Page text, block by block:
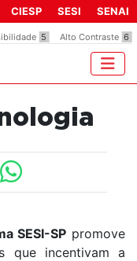
5 Alto Contraste 6
CIESP SESI SENAI
SESI-SP promove
que incentivam a